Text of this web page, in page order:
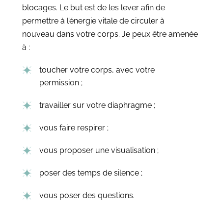
blocages. Le but est de les lever afin de
permettre à l’énergie vitale de circuler à
nouveau dans votre corps. Je peux être amenée
à :
toucher votre corps, avec votre
permission ;
travailler sur votre diaphragme ;
vous faire respirer ;
vous proposer une visualisation ;
poser des temps de silence ;
vous poser des questions.